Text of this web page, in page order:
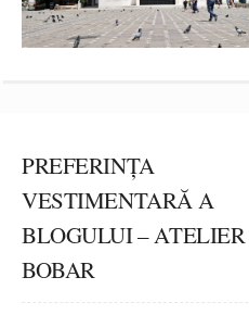
PREFERINȚA
VESTIMENTARĂ A
BLOGULUI – ATELIER
BOBAR